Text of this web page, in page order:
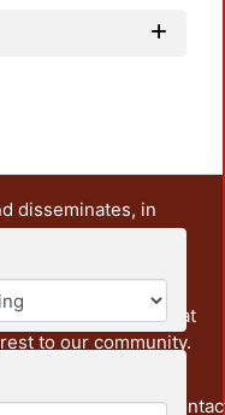
disseminates, in
and research
includes some
from the
other institutions that
to our community.